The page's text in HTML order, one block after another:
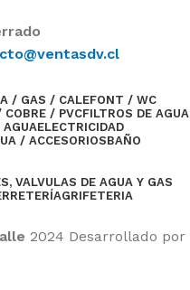
/ GAS / CALEFONT / WC
/ PVCFILTROS DE AGUA
AGUAELECTRICIDAD
/ ACCESORIOSBAÑO
VALVULAS DE AGUA Y GAS
GRIFETERIA
2024 Desarrollado por